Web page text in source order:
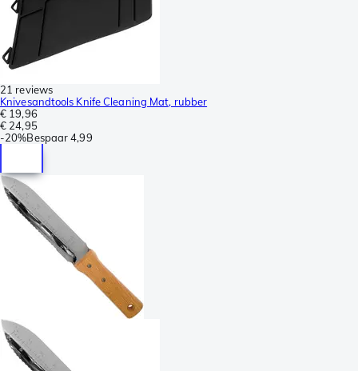
21 reviews
Knivesandtools Knife Cleaning Mat, rubber
€ 19,96
€ 24,95
-20%Bespaar 4,99